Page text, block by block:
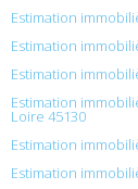
Estimation
Estimation
Estimation
Estimation
Loire 45130
Estimation
Estimation